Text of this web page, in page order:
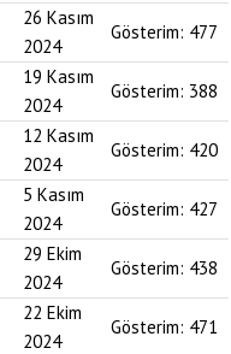
26 Kasım
2024
Gösterim: 477
19 Kasım
2024
Gösterim: 388
12 Kasım
2024
Gösterim: 420
5 Kasım
2024
Gösterim: 427
29 Ekim
2024
Gösterim: 438
22 Ekim
2024
Gösterim: 471